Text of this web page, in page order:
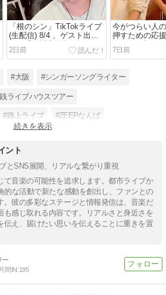
「根のシン」TikTokライブ
(生配信) 8/4 、ゲスト出演
8/29「人間音楽祭NASフェ
ス」
2日前
今がつらい人
押すための応
らって」根の
輝(おしゃぼ)コ
7日前
#大阪 #シンガーソングライター
ライブハウスツアー
#路上ライブ #ZEEPなんば
続きを表示
ント
とSNS展開、リアルな繋がり重視
て音楽の可能性を追求します。都市ライブか
的な活動で新たな感動を創出し、ファンとの
。彼の多彩なステージと情報発信は、音楽だ
も感じ取れる内容です。リアルさと身近さを
伝え、届けたい思いを伝えることに重きを置
月間IN:195